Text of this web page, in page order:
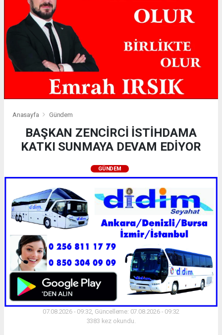
Anasayfa Gündem
BAŞKAN ZENCİRCİ İSTİHDAMA
KATKI SUNMAYA DEVAM EDİYOR
GÜNDEM
07.08.2026 - 09:32, Güncelleme: 07.08.2026 - 09:32
3383 kez okundu.